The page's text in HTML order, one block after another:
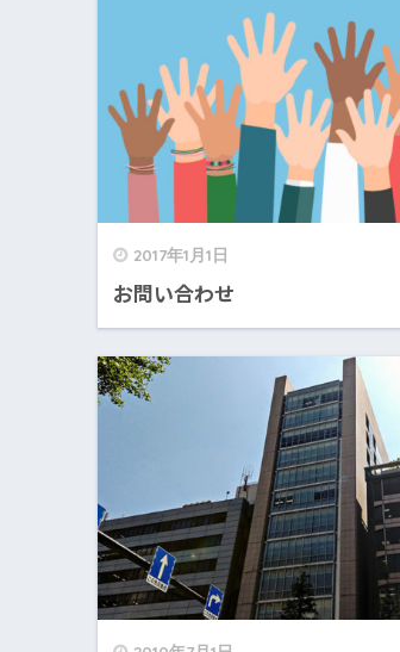
2017年1月1日
お問い合わせ